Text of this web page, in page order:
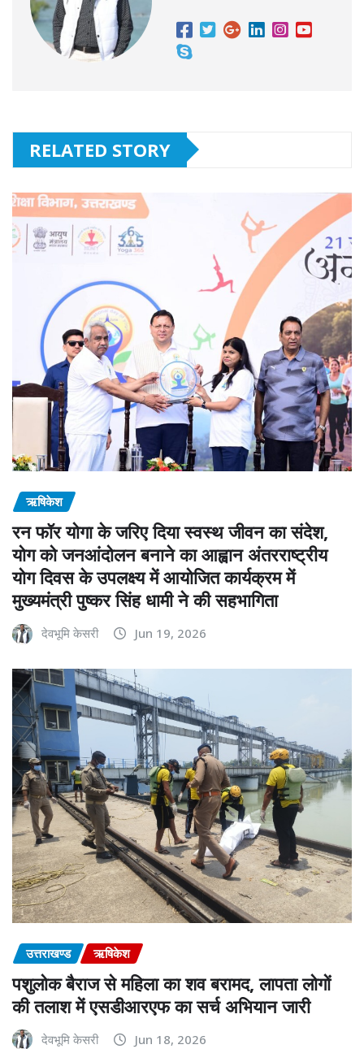
RELATED STORY
ऋषिकेश
रन फॉर योगा के जरिए दिया स्वस्थ जीवन का संदेश,
योग को जनआंदोलन बनाने का आह्वान अंतरराष्ट्रीय
योग दिवस के उपलक्ष्य में आयोजित कार्यक्रम में
मुख्यमंत्री पुष्कर सिंह धामी ने की सहभागिता
देवभूमि केसरी Jun 19, 2026
उत्तराखण्ड ऋषिकेश
पशुलोक बैराज से महिला का शव बरामद, लापता लोगों
की तलाश में एसडीआरएफ का सर्च अभियान जारी
देवभूमि केसरी Jun 18, 2026